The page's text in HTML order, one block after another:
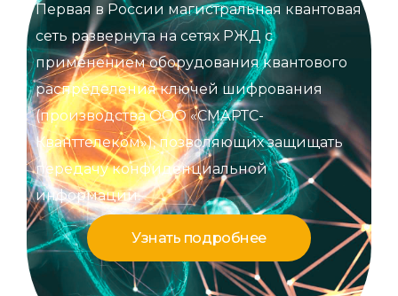
Первая в России магистральная квантовая
сеть развернута на сетях РЖД с
применением оборудования квантового
распределения ключей шифрования
(производства ООО «СМАРТС-
Кванттелеком»), позволяющих защищать
передачу конфиденциальной
информации.
Узнать подробнее